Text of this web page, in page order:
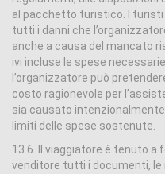
al pacchetto turistico. I turisti
tutti i danni che
anche a causa del mancato
ivi incluse le spese
l’organizzatore può
costo ragionevole per
sia causato
limiti delle spese sostenute.
13.6. Il viaggiatore è tenuto a
venditore tutti i documenti, le